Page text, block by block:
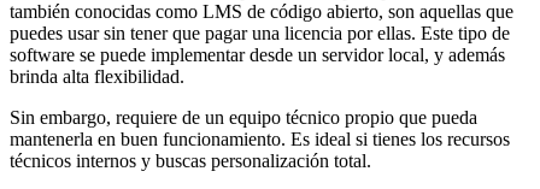
también conocidas como LMS de código abierto, son aquellas que
puedes usar sin tener que pagar una licencia por ellas. Este tipo de
software se puede implementar desde un servidor local, y además
brinda alta flexibilidad.
Sin embargo, requiere de un equipo técnico propio que pueda
mantenerla en buen funcionamiento. Es ideal si tienes los recursos
técnicos internos y buscas personalización total.